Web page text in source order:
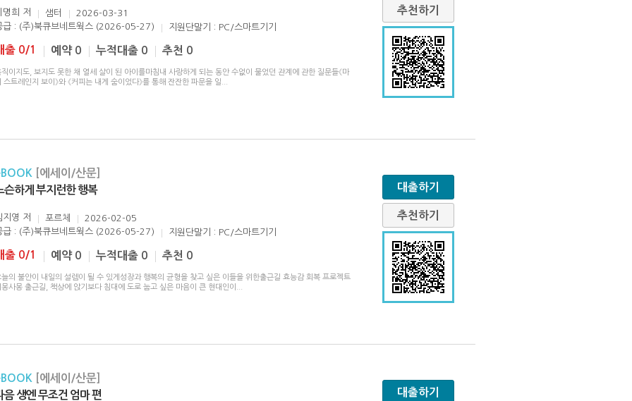
명희 저 샘터
2026-03-31
급 : (주)북큐브네트웍스 (2026-05-27)
지원단말기 : PC/스마트기기
출 0/1 예약 0 누적대출 0 추천 0
직이지도, 보지도 못한 채 열세 살이 된 아이를마침내 사랑하게 되는 동안 수없이 물었던 관계에 관한 질문들《마
스트레인지 보이》와 《커피는 내게 숨이었다》를 통해 잔잔한 파문을 일
추천하기
[에세이/산문]
슨하게 부지런한 행복
지영 저 포르체
2026-02-05
급 : (주)북큐브네트웍스 (2026-05-27)
지원단말기 : PC/스마트기기
출 0/1 예약 0 누적대출 0 추천 0
늘의 불안이 내일의 설렘이 될 수 있게성장과 행복의 균형을 찾고 싶은 이들을 위한출근길 효능감 회복 프로젝트
몽사몽 출근길, 책상에 앉기보다 침대에 도로 눕고 싶은 마음이 큰 현대인이
대출하기
추천하기
[에세이/산문]
음 생엔 무조건 엄마 편
대출하기